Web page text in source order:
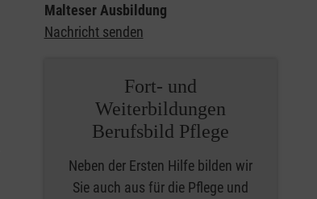
Malteser Ausbildung
Nachricht senden
Fort- und
Weiterbildungen
Berufsbild Pflege
Neben der Ersten Hilfe bilden wir
Sie auch aus für die Pflege und